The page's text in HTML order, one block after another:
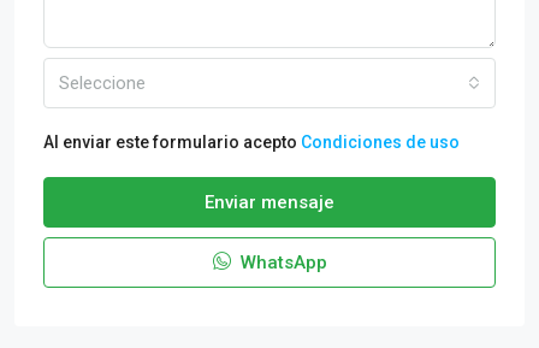
Seleccione
Al enviar este formulario acepto Condiciones de uso
Enviar mensaje
WhatsApp